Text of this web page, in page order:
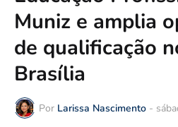
Muniz e amplia
de qualificação
Brasília
Por Larissa Nascimento -